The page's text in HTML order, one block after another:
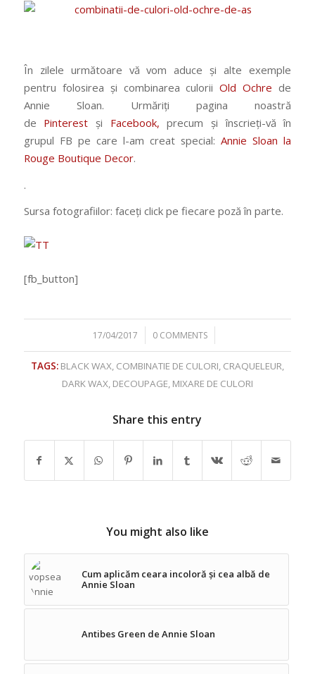
În zilele următoare vă vom aduce și alte exemple
pentru folosirea și combinarea culoriiOld Ochre de
Annie Sloan. Urmăriți pagina noastră
de Pinterest și Facebook,precum și înscrieți-vă în
grupul FB pe care l-am creat special:Annie Sloan la
Rouge Boutique Decor.
.
Sursa fotografiilor: faceți click pe fiecare poză în parte.
[fb_button]
17/04/2017
/ 0 COMMENTS
/
TAGS: BLACK WAX, COMBINATIE DE CULORI, CRAQUELEUR,
DARK WAX, DECOUPAGE, MIXARE DE CULORI
Share this entry
You might also like
Cum aplicăm ceara incoloră și cea albă de
Annie Sloan
Antibes Green de Annie Sloan